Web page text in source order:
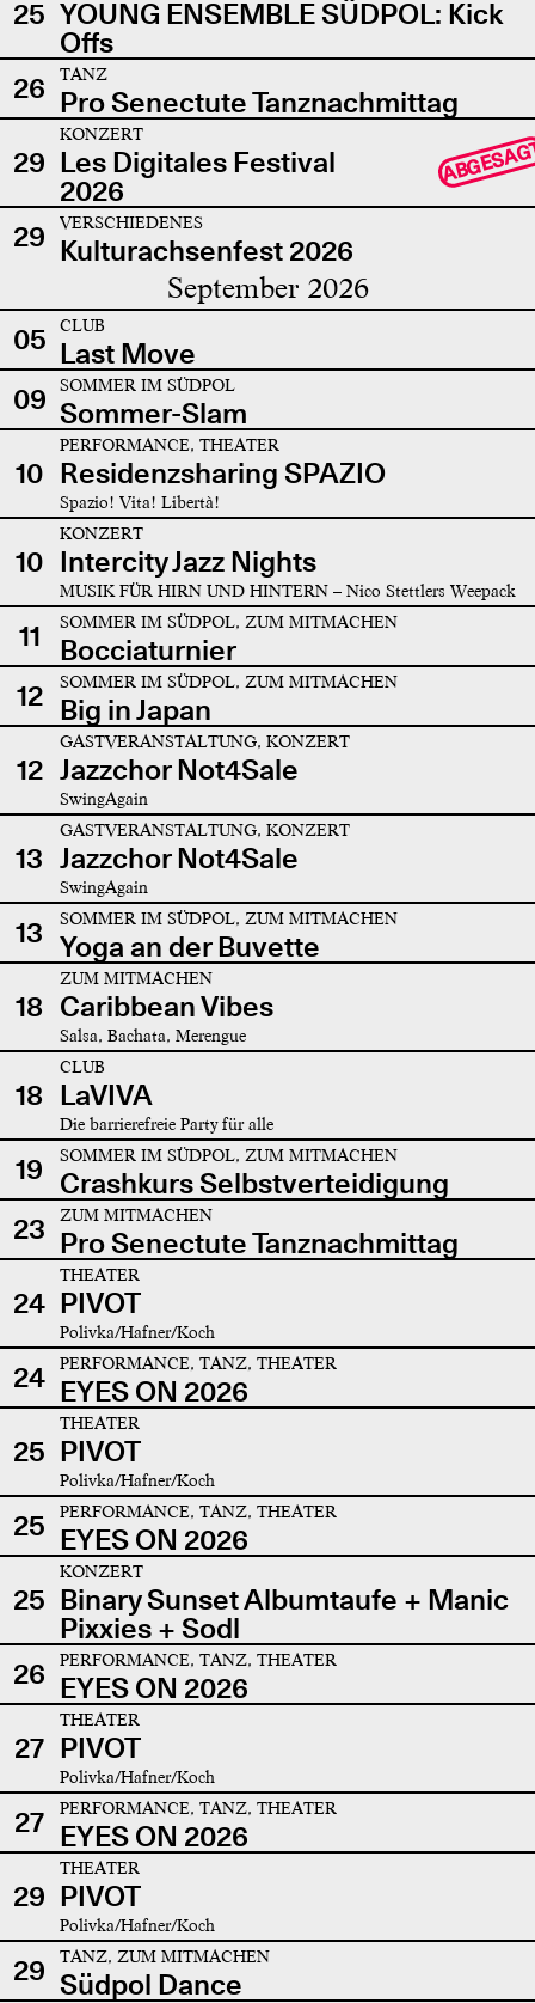
25 YOUNG ENSEMBLE SÜDPOL: Kick
Offs
26
TANZ
Pro Senectute Tanznachmittag
29
KONZERT
Les Digitales Festival
2026
29 VERSCHIEDENES
Kulturachsenfest 2026
September 2026
05 CLUB
Last Move
09
SOMMER IM SÜDPOL
Sommer-Slam
10
PERFORMANCE, THEATER
Residenzsharing SPAZIO
Spazio! Vita! Libertà!
10
KONZERT
Intercity Jazz Nights
MUSIK FÜR HIRN UND HINTERN – Nico Stettlers Weepack
11 SOMMER IM SÜDPOL, ZUM MITMACHEN
Bocciaturnier
12
SOMMER IM SÜDPOL, ZUM MITMACHEN
Big in Japan
12
GASTVERANSTALTUNG, KONZERT
Jazzchor Not4Sale
SwingAgain
13
GASTVERANSTALTUNG, KONZERT
Jazzchor Not4Sale
SwingAgain
13 SOMMER IM SÜDPOL, ZUM MITMACHEN
Yoga an der Buvette
18
ZUM MITMACHEN
Caribbean Vibes
Salsa, Bachata, Merengue
18
CLUB
LaVIVA
Die barrierefreie Party für alle
19 SOMMER IM SÜDPOL, ZUM MITMACHEN
Crashkurs Selbstverteidigung
23
ZUM MITMACHEN
Pro Senectute Tanznachmittag
24
THEATER
PIVOT
Polivka/Hafner/Koch
24 PERFORMANCE, TANZ, THEATER
EYES ON 2026
25
THEATER
PIVOT
Polivka/Hafner/Koch
25 PERFORMANCE, TANZ, THEATER
EYES ON 2026
25
KONZERT
Binary Sunset Albumtaufe + Manic
Pixxies + Sodl
26
PERFORMANCE, TANZ, THEATER
EYES ON 2026
27
THEATER
PIVOT
Polivka/Hafner/Koch
27 PERFORMANCE, TANZ, THEATER
EYES ON 2026
29
THEATER
PIVOT
Polivka/Hafner/Koch
29 TANZ, ZUM MITMACHEN
Südpol Dance